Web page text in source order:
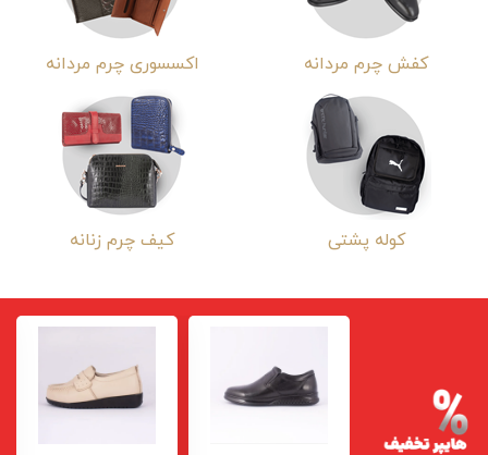
کفش چرم مردانه اکسسوری چرم مردانه
کوله پشتی کیف چرم زنانه